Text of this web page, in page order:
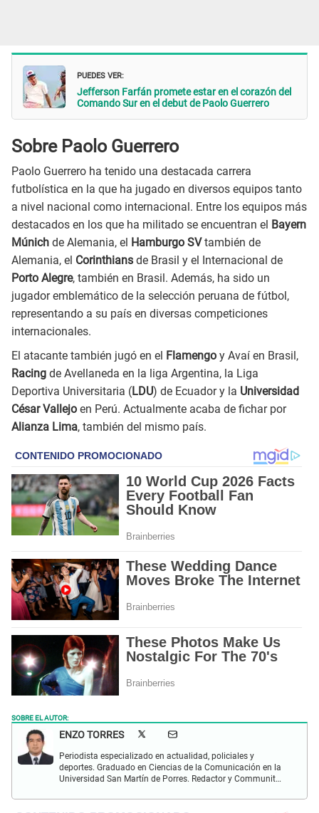
PUEDES VER:
Jefferson Farfán promete estar en el corazón del
Comando Sur en el debut de Paolo Guerrero
Sobre Paolo Guerrero
Paolo Guerrero ha tenido una destacada carrera
futbolística en la que ha jugado en diversos equipos tanto
a nivel nacional como internacional. Entre los equipos más
destacados en los que ha militado se encuentran el Bayern
Múnich de Alemania, el Hamburgo SVtambién de
Alemania, el Corinthians de Brasil y el Internacional de
Porto Alegre, también en Brasil. Además, ha sido un
jugador emblemático de la selección peruana de fútbol,
representando a su país en diversas competiciones
internacionales.
El atacante también jugó en el Flamengo y Avaí en Brasil,
Racing de Avellaneda en la liga Argentina, la Liga
Deportiva Universitaria (LDU) de Ecuador y la Universidad
César Vallejo en Perú. Actualmente acaba de fichar por
Alianza Lima, también del mismo país.
SOBRE EL AUTOR:
ENZO TORRES
Periodista especializado en actualidad, policiales y
deportes. Graduado en Ciencias de la Comunicación en la
Universidad San Martín de Porres. Redactor y Communit
con política, fútbol peruano e internacional, economía,